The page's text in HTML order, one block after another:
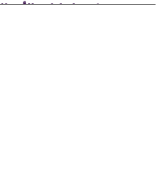
دكتوراة إدارة الأعمال